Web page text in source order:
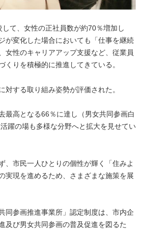
て、女性の正社員数が約70％増加し
が変化した場合においても「仕事を継続
女性のキャリアアップ支援など、従業員
くりを積極的に推進してきている。
対する取り組み姿勢が評価された。
最高となる66％に達し（男女共同参画白
躍の場も多様な分野へと拡大を見せてい
、市民一人ひとりの個性が輝く「住みよ
実現を進めるため、さまざまな施策を展
同参画推進事業所」認定制度は、市内企
及び男女共同参画の普及促進を図るた